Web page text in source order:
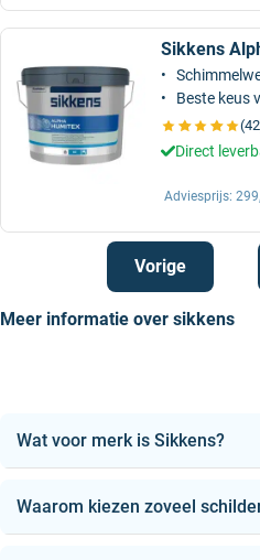
Sikkens
Beste keus
Direct
Adviesprijs:
Vorige
Meer informatie over sikkens
Wat voor merk is Sikkens?
Waarom kiezen zoveel